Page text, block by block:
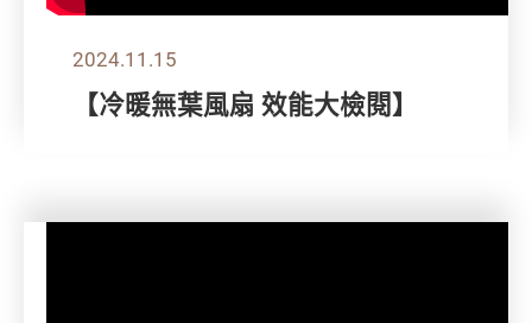
2024.11.15
【冷暖無葉風扇 效能大檢閱】